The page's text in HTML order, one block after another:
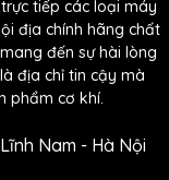
tiếp các loại máy
địa chính hãng chất
đến sự hài lòng
địa chỉ tin cậy mà
phẩm cơ khí.
Nam - Hà Nội